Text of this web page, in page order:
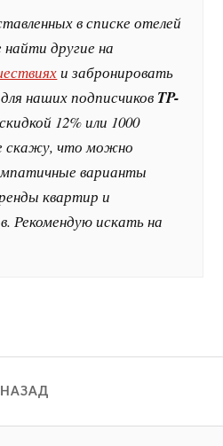
в списке отелей
другие на
и забронировать
наших подписчиков TP-
12% или 1000
скажу, что можно
варианты
квартир и
Рекомендую искать на
НАЗАД